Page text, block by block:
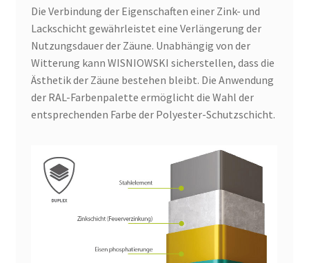
Die Verbindung der Eigenschaften einer Zink- und
Lackschicht gewährleistet eine Verlängerung der
Nutzungsdauer der Zäune. Unabhängig von der
Witterung kann WISNIOWSKI sicherstellen, dass die
Ästhetik der Zäune bestehen bleibt. Die Anwendung
der RAL-Farbenpalette ermöglicht die Wahl der
entsprechenden Farbe der Polyester-Schutzschicht.